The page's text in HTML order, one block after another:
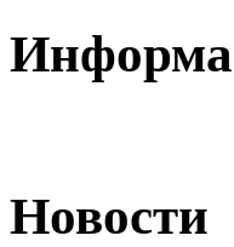
Новости